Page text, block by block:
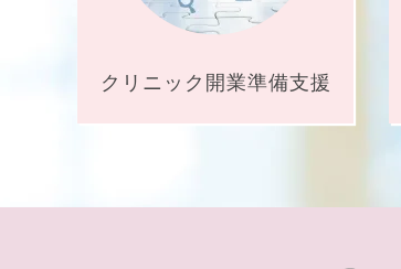
クリニック開業準備支援